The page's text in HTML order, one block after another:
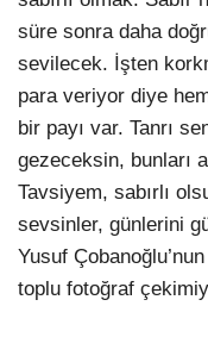
süre sonra daha
sevilecek. İşten
para veriyor diye
bir payı var. Tanrı
gezeceksin, bunları
Tavsiyem, sabırlı
sevsinler, günlerini
Yusuf
toplu fotoğraf